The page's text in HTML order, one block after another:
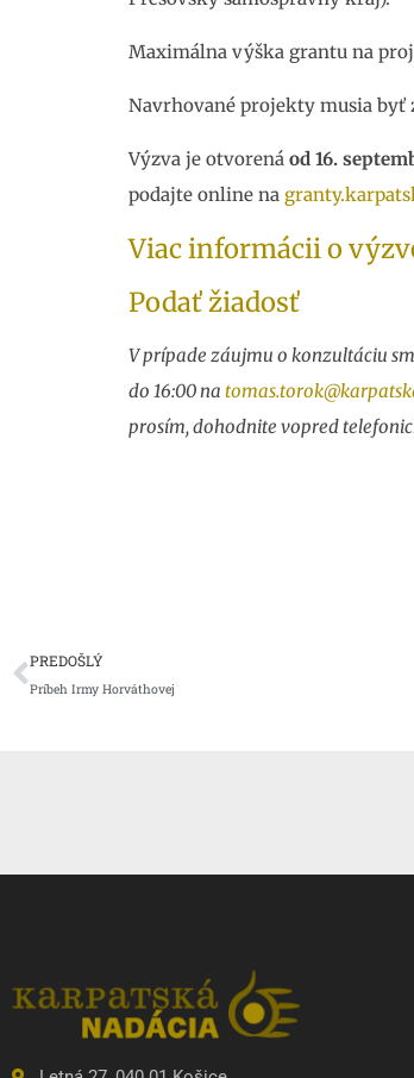
Maximálna výška grantu na
Navrhované projekty musia byť
Výzva je otvorená od 16.
podajte online na
Viac informácii o
Podať žiadosť
V prípade záujmu o konzultáciu
do 16:00 na
prosím, dohodnite vopred
Prev
PREDOŠLÝ
Príbeh Irmy Horváthovej